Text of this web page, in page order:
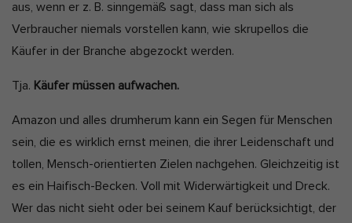
aus, wenn er z. B. sinngemäß sagt, dass man sich als
Verbraucher niemals vorstellen kann, wie skrupellos die
Käufer in der Branche abgezockt werden.
Tja. Käufer müssen aufwachen.
Amazon und alles drumherum kann ein Segen für Menschen
sein, die es wirklich ernst meinen, die ihrer Leidenschaft und
tollen, Mensch-orientierten Zielen nachgehen. Gleichzeitig ist
es ein Haifisch-Becken. Voll mit Widerwärtigkeit und Dreck.
Wer das nicht sieht oder bei seinem Kauf berücksichtigt, der